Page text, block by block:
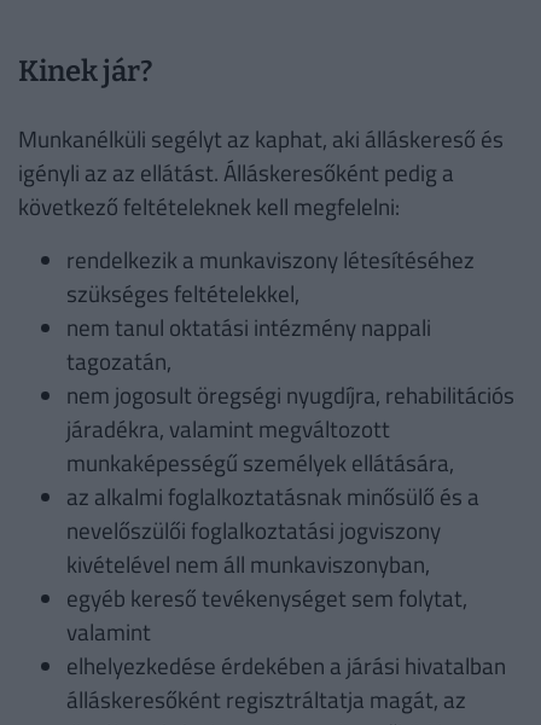
Kinek jár?
Munkanélküli segélyt az kaphat, aki álláskereső és
igényli az az ellátást. Álláskeresőként pedig a
következő feltételeknek kell megfelelni:
rendelkezik a munkaviszony létesítéséhez
szükséges feltételekkel,
nem tanul oktatási intézmény nappali
tagozatán,
nem jogosult öregségi nyugdíjra, rehabilitációs
járadékra, valamint megváltozott
munkaképességű személyek ellátására,
az alkalmi foglalkoztatásnak minősülő és a
nevelőszülői foglalkoztatási jogviszony
kivételével nem áll munkaviszonyban,
egyéb kereső tevékenységet sem folytat,
valamint
elhelyezkedése érdekében a járási hivatalban
álláskeresőként regisztráltatja magát, az